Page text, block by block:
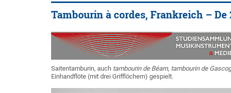
Tambourin à cordes, Frankreich – De
Saitentamburin, auch tambourin de Béarn, tambourin de
Einhandflöte (mit drei Grifflöchern) gespielt.